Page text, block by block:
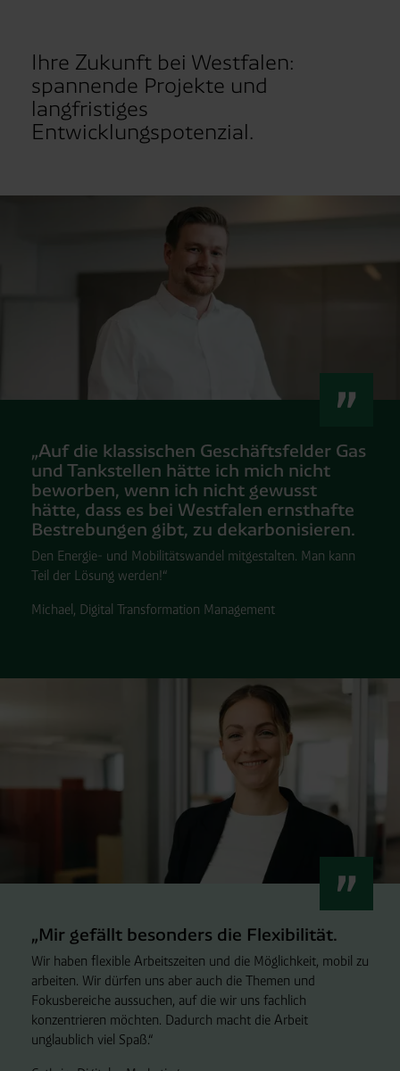
Ihre Zukunft bei Westfalen:
spannende Projekte und
langfristiges
Entwicklungspotenzial.
„Auf die klassischen Geschäftsfelder Gas
und Tankstellen hätte ich mich nicht
beworben, wenn ich nicht gewusst
hätte, dass es bei Westfalen ernsthafte
Bestrebungen gibt, zu dekarbonisieren.
Den Energie- und Mobilitätswandel mitgestalten. Man kann
Teil der Lösung werden!“
Michael, Digital Transformation Management
„Mir gefällt besonders die Flexibilität.
Wir haben flexible Arbeitszeiten und die Möglichkeit, mobil zu
arbeiten. Wir dürfen uns aber auch die Themen und
Fokusbereiche aussuchen, auf die wir uns fachlich
konzentrieren möchten. Dadurch macht die Arbeit
unglaublich viel Spaß.“